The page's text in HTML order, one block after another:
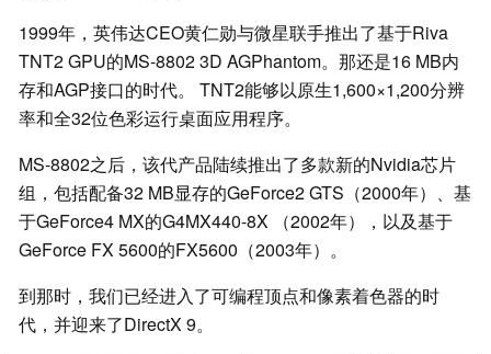
1999年，英伟达CEO黄仁勋与微星联手推出了基于Riva
TNT2 GPU的MS-8802 3D AGPhantom。那还是16 MB内
存和AGP接口的时代。 TNT2能够以原生1,600×1,200分辨
率和全32位色彩运行桌面应用程序。
MS-8802之后，该代产品陆续推出了多款新的Nvidia芯片
组，包括配备32 MB显存的GeForce2 GTS（2000年）、基
于GeForce4 MX的G4MX440-8X （2002年），以及基于
GeForce FX 5600的FX5600（2003年）。
到那时，我们已经进入了可编程顶点和像素着色器的时
代，并迎来了DirectX 9。